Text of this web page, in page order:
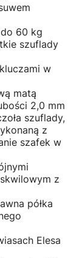
60 kg
szuflady
w
matą
2,0 mm
szuflady,
z
szafek w
z
półka
Elesa